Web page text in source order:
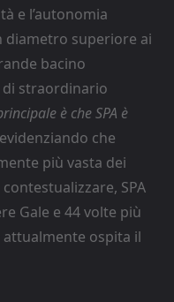
e l’autonomia
diametro superiore ai
bacino
di straordinario
è che SPA è
che
più vasta dei
SPA
Gale e 44 volte più
attualmente ospita il